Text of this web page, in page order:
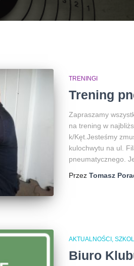
TRENINGI
Trening
Zapraszamy
na trening w
k/Kęt.Jesteśmy
kulochwytu na ul.
pneumatycznego.
Przez Tomasz
AKTUALNOŚCI,
Biuro